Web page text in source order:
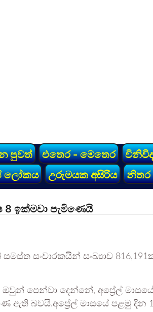
පුවත් එතෙර - මෙතෙර
ලෝකය
උරුමයක අසිරිය නිතර
8 ඉක්මවා පැමිණෙයි
සංචාරකයින් සංඛ්‍යාව 816,191ක්
පෙන්වා දෙන්නේ, අප්‍රේල්
ඇති බවයි.අප්‍රේල් මාසයේ පළමු දින